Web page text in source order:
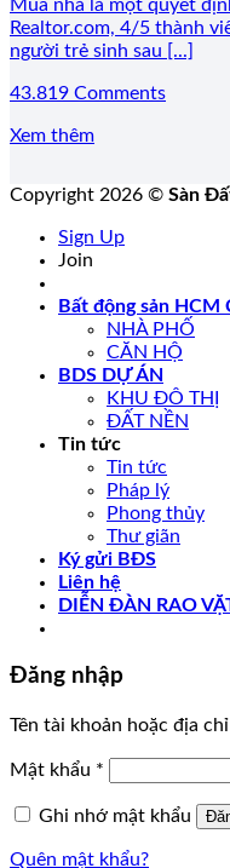
Mua nhà là một quyết
Realtor.com, 4/5 thành
người trẻ sinh sau [...]
43.819 Comments
Xem thêm
Copyright 2026 © Sàn
Sign Up
Join
Bất động sản HCM
NHÀ PHỐ
CĂN HỘ
BDS DỰ ÁN
KHU ĐÔ THỊ
ĐẤT NỀN
Tin tức
Tin tức
Pháp lý
Phong thủy
Thư giãn
Ký gửi BĐS
Liên hệ
DIỄN ĐÀN RAO
Đăng nhập
Tên tài khoản hoặc địa chỉ
Mật khẩu *
Ghi nhớ mật khẩu
Quên mật khẩu?